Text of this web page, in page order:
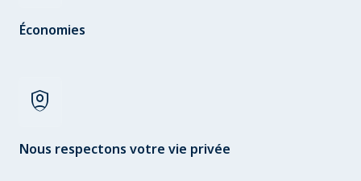
Économies
shield_person
Nous respectons votre vie privée